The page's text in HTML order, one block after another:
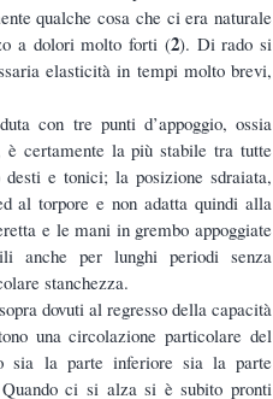
qualche cosa che ci era naturale
a dolori molto forti (2). Di rado si
elasticità in tempi molto brevi,
con tre punti d’appoggio, ossia
certamente la più stabile tra tutte
e tonici; la posizione sdraiata,
al torpore e non adatta quindi alla
e le mani in grembo appoggiate
anche per lunghi periodi senza
stanchezza.
dovuti al regresso della capacità
una circolazione particolare del
sia la parte inferiore sia la parte
ci si alza si è subito pronti